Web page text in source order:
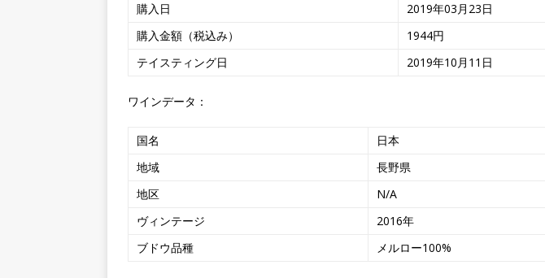
購入日
2019年03月23日
購入金額（税込み）
1944円
テイスティング日
2019年10月11日
ワインデータ：
国名
日本
地域
長野県
地区
N/A
ヴィンテージ
2016年
ブドウ品種
メルロー100%